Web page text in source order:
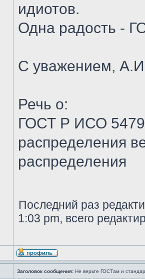
идиотов.
Одна радость -
С уважением,
Речь о:
ГОСТ Р ИСО
распределения
распределения
Последний раз
1:03 pm, всего
Заголовок сообщения: Не верьте ГОСТам и